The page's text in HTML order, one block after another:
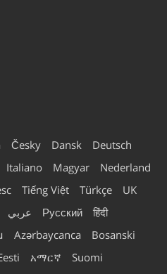
Česky Dansk
Deutsch
Italiano Magyar
Nederland
Tiếng Việt Türkçe
UK
عربي Русский
हिंदी
Azərbaycanca
Bosanski
አማርኛ
Suomi